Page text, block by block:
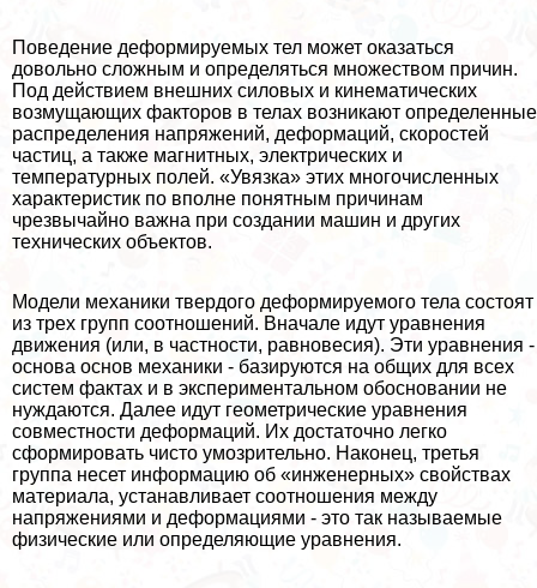
Поведение деформируемых тел может оказаться
довольно сложным и определяться множеством причин.
Под действием внешних силовых и кинематических
возмущающих факторов в телах возникают определенные
распределения напряжений, деформаций, скоростей
частиц, а также магнитных, электрических и
температурных полей. «Увязка» этих многочисленных
хаpaктеристик по вполне понятным причинам
чрезвычайно важна при создании машин и других
технических объектов.
Модели механики твердого деформируемого тела состоят
из трех групп соотношений. Вначале идут уравнения
движения (или, в частности, равновесия). Эти уравнения -
основа основ механики - базируются на общих для всех
систем фактах и в экспериментальном обосновании не
нуждаются. Далее идут геометрические уравнения
совместности деформаций. Их достаточно легко
сформировать чисто умозрительно. Наконец, третья
группа несет информацию об «инженерных» свойствах
материала, устанавливает соотношения между
напряжениями и деформациями - это так называемые
физические или определяющие уравнения.